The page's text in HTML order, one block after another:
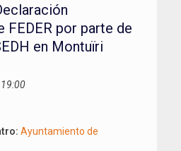
FEDER por parte de
en Montuïri
19:00
Ayuntamiento de